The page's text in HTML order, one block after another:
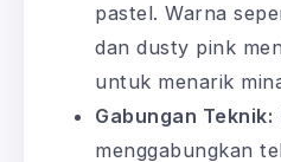
pastel. Warna
dan dusty pink
untuk menarik
Gabungan Teknik:
menggabungkan